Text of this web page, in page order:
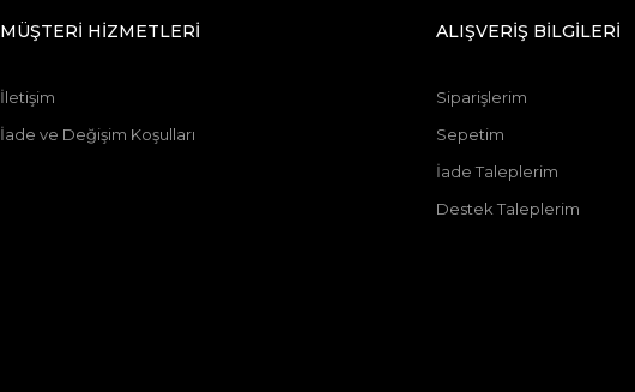
MÜŞTERİ HİZMETLERİ
İletişim
İade ve Değişim Koşulları
ALIŞVERİŞ BİLGİLERİ
Siparişlerim
Sepetim
İade Taleplerim
Destek Taleplerim